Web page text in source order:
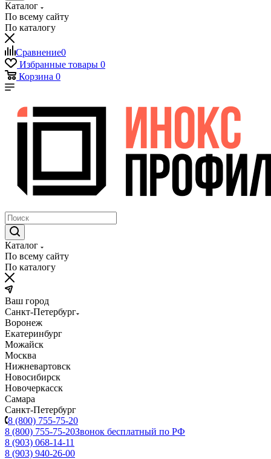
Каталог
По всему сайту
По каталогу
Сравнение0
Избранные товары 0
Корзина 0
Каталог
По всему сайту
По каталогу
Ваш город
Санкт-Петербург
Воронеж
Екатеринбург
Можайск
Москва
Нижневартовск
Новосибирск
Новочеркасск
Самара
Санкт-Петербург
8 (800) 755-75-20
8 (800) 755-75-20Звонок бесплатный по РФ
8 (903) 068-14-11
8 (903) 940-26-00